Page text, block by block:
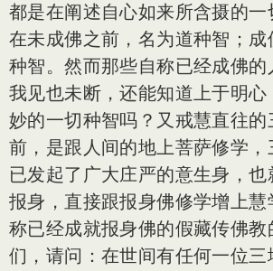
都是在阐述自心如来所含摄的一
在未成佛之前，名为道种智；成
种智。然而那些自称已经成佛
我见也未断，还能知道上于明
妙的一切种智吗？又戒慧直往的
前，是跟人间的地上菩萨修学
已发起了广大庄严的意生身，
报身，直接跟报身佛修学增上慧
称已经成就报身佛的假藏传佛教
们，请问：在世间有任何一位